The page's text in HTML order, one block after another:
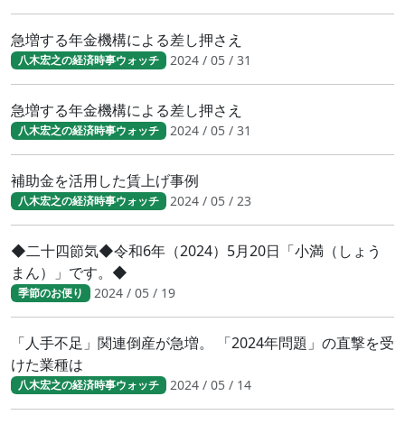
急増する年金機構による差し押さえ
八木宏之の経済時事ウォッチ 2024 / 05 / 31
急増する年金機構による差し押さえ
八木宏之の経済時事ウォッチ 2024 / 05 / 31
補助金を活用した賃上げ事例
八木宏之の経済時事ウォッチ 2024 / 05 / 23
◆二十四節気◆令和6年（2024）5月20日「小満（しょう
まん）」です。◆
季節のお便り 2024 / 05 / 19
「人手不足」関連倒産が急増。 「2024年問題」の直撃を受
けた業種は
八木宏之の経済時事ウォッチ 2024 / 05 / 14